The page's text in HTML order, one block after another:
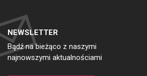
NEWSLETTER
Bądź na bieżąco z naszymi
najnowszymi aktualnościami